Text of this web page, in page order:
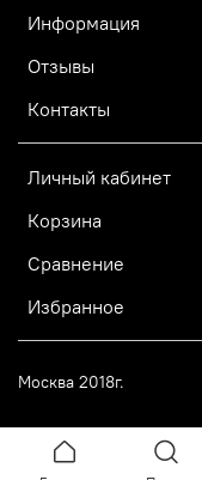
Информация
Отзывы
Контакты
Личный кабинет
Корзина
Сравнение
Избранное
Москва 2018г.